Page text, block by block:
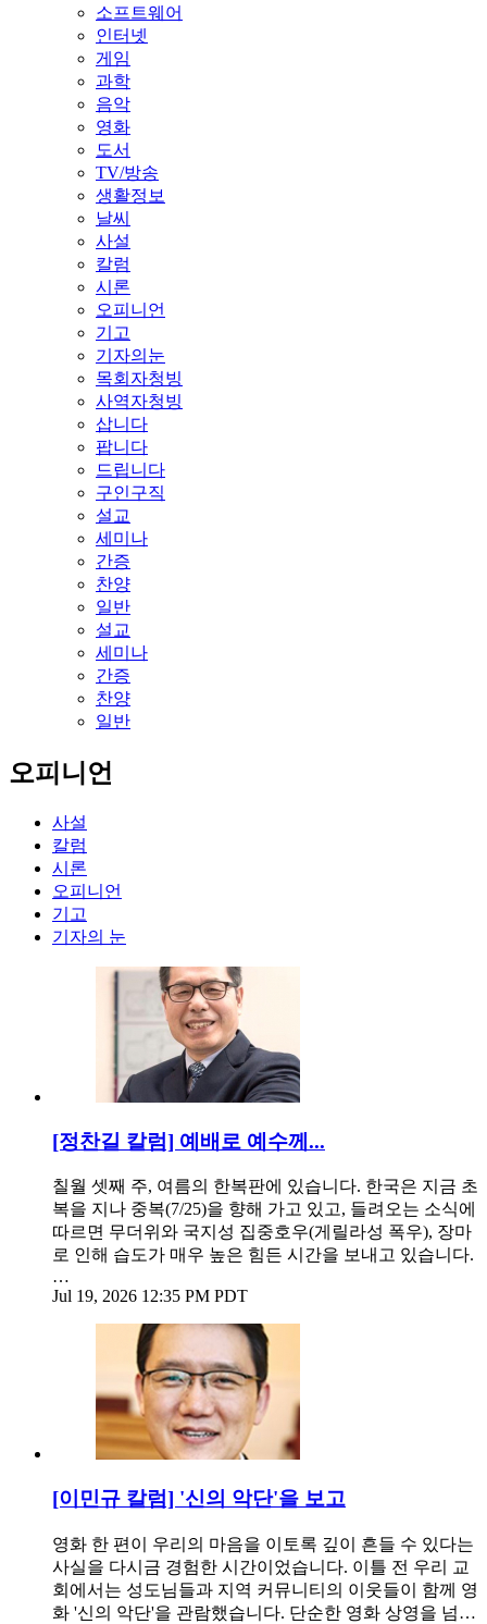
소프트웨어
인터넷
게임
과학
음악
영화
도서
TV/방송
생활정보
날씨
사설
칼럼
시론
오피니언
기고
기자의눈
목회자청빙
사역자청빙
삽니다
팝니다
드립니다
구인구직
설교
세미나
간증
찬양
일반
설교
세미나
간증
찬양
일반
오피니언
사설
칼럼
시론
오피니언
기고
기자의 눈
[정찬길 칼럼] 예배로 예수께...
칠월 셋째 주, 여름의 한복판에 있습니다. 한국은 지금 초
복을 지나 중복(7/25)을 향해 가고 있고, 들려오는 소식에
따르면 무더위와 국지성 집중호우(게릴라성 폭우), 장마
로 인해 습도가 매우 높은 힘든 시간을 보내고 있습니다.
…
Jul 19, 2026 12:35 PM PDT
[이민규 칼럼] '신의 악단'을 보고
영화 한 편이 우리의 마음을 이토록 깊이 흔들 수 있다는
사실을 다시금 경험한 시간이었습니다. 이틀 전 우리 교
회에서는 성도님들과 지역 커뮤니티의 이웃들이 함께 영
화 '신의 악단'을 관람했습니다. 단순한 영화 상영을 넘…